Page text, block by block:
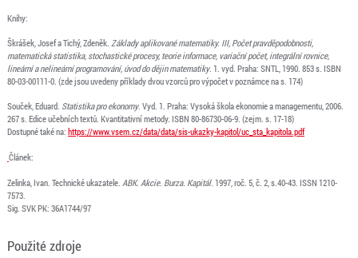
Knihy:
Škrášek, Josef a Tichý, Zdeněk. Základy aplikované matematiky. III, Počet pravděpodobnosti,
matematická statistika, stochastické procesy, teorie informace, variační počet, integrální rovnice,
lineární a nelineární programování, úvod do dějin matematiky. 1. vyd. Praha: SNTL, 1990. 853 s. ISBN
80-03-00111-0. (zde jsou uvedeny příklady dvou vzorců pro výpočet v poznámce na s. 174)
Souček, Eduard. Statistika pro ekonomy. Vyd. 1. Praha: Vysoká škola ekonomie a managementu, 2006.
267 s. Edice učebních textů. Kvantitativní metody. ISBN 80-86730-06-9. (zejm. s. 17-18)
Dostupné také na: https://www.vsem.cz/data/data/sis-ukazky-kapitol/uc_sta_kapitola.pdf
Článek:
Zelinka, Ivan. Technické ukazatele. ABK. Akcie. Burza. Kapitál. 1997, roč. 5, č. 2, s.40-43. ISSN 1210-
7573.
Sig. SVK PK: 36A1744/97
Použité zdroje